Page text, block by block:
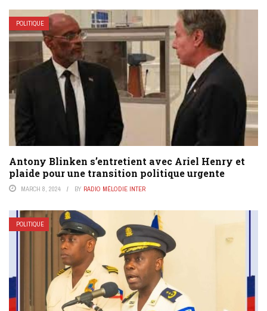
POLITIQUE
Antony Blinken s’entretient avec Ariel Henry et
plaide pour une transition politique urgente
MARCH 8, 2024 BY RADIO MÉLODIE INTER
POLITIQUE